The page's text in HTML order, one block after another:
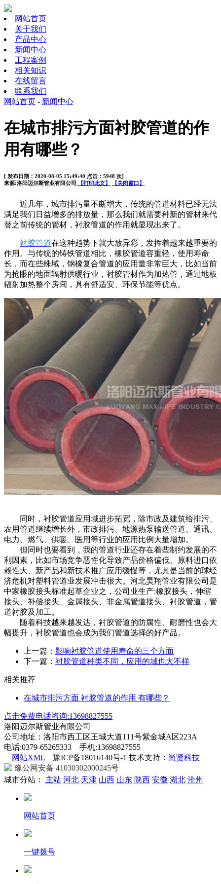
网站首页
关于我们
产品中心
新闻中心
工程案例
相关知识
在线留言
联系我们
网站首页 - 新闻中心
在城市排污方面衬胶管道的作
用有哪些？
[ 发布日期：2020-08-05 15:49:40 点击：5948 次]
来源:洛阳迈尔斯管业有限公司
【打印此文】 【关闭窗口】
近几年，城市排污量不断增大，传统的管道材料已经无法
满足我们日益增多的排放量，那么我们就需要种新的管材来代
替之前传统的管材，衬胶管道的作用就显现出来了。
衬胶管道在这种趋势下就大放异彩，发挥着越来越重要的
作用。与传统的铸铁管道相比，橡胶管道容重轻，使用寿命
长，而在些殊域，钢橡复合管道的应用量非常巨大，比如当前
为抢眼的地面辐射供暖行业，衬胶管材作为加热管，通过地板
辐射加热整个房间，具有舒适安、环保节能等优点。
同时，衬胶管道应用域进步拓宽，除市政及建筑给排污、
农用管道继续增长外，市政排污、地源热泵输送管道、通讯、
电力、燃气、供暖、医用等行业的应用比例大量增加。
但同时也要看到，我的管道行业还存在着些制约发展的不
利因素，比如市场竞争恶性化导致产品价格偏低、原料进口依
赖性大、新产品和新技术推广应用缓慢等，尤其是当前的球经
济危机对塑料管道业发展冲击很大。河北昊翔管业有限公司是
中家橡胶接头标准起草企业之，公司业生产:橡胶接头，伸缩
接头、补偿接头、金属接头、非金属管道接头、衬胶管道，管
道衬胶及加工。
随着科技越来越发达， 衬胶管道的防腐性、耐磨性也会大
幅提升，衬胶管道也会成为我们管道选择的好产品。
上一篇： 影响衬胶管道使用寿命的三个方面
下一篇： 衬胶管道种类不同，应用的域也大不样
相关推荐
在城市排污方面 衬胶管道的作用 有哪些？
点击免费电话咨询:13698827555
洛阳迈尔斯管业有限公司
公司地址：洛阳市西工区王城大道111号紫金城A区223A
电话:0379-65265333 手机:13698827555
网站XML 豫ICP备18016140号-1 技术支持： 尚贤科技
豫公网安备 41030302000245号
城市分站：
主站 河北 天津 山西 山东 陕西 安徽 湖北 沧州
网站首页
一键拨号